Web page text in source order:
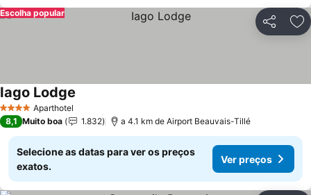
Partilhar
Escolha popular
4 EstrelasAparthotel
Iago Lodge
8,1 Muito boa 1.832 a 4.1 km de Airport Beauvais-Tillé
Selecione as datas para ver os preços
exatos.
Ver preços